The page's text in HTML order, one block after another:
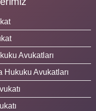
Avukatları
Hukuku Avukatları